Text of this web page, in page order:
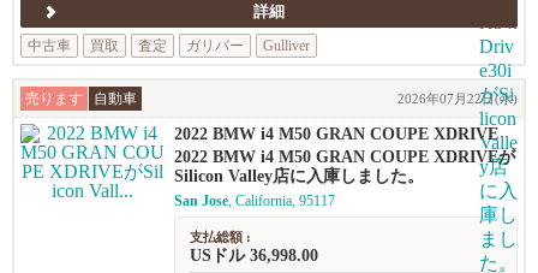
詳細
中古車
買取 査定 ガリバー Gulliver
売ります 自動車 2026年07月22日(水)
2022 BMW i4 M50 GRAN COUPE XDRIVE
2022 BMW i4 M50 GRAN COUPE XDRIVEが
Silicon Valley店に入庫しました。
San Jose, California, 95117
支払総額 :
USドル 36,998.00